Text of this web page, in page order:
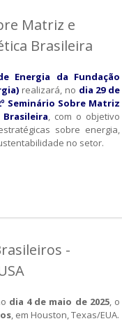
Matriz e
Brasileira
Energia da Fundação
realizará, no dia 29 de
Seminário Sobre Matriz
, com o objetivo
sobre energia,
no setor.
-
dia 4 de maio de 2025, o
, em Houston, Texas/EUA.